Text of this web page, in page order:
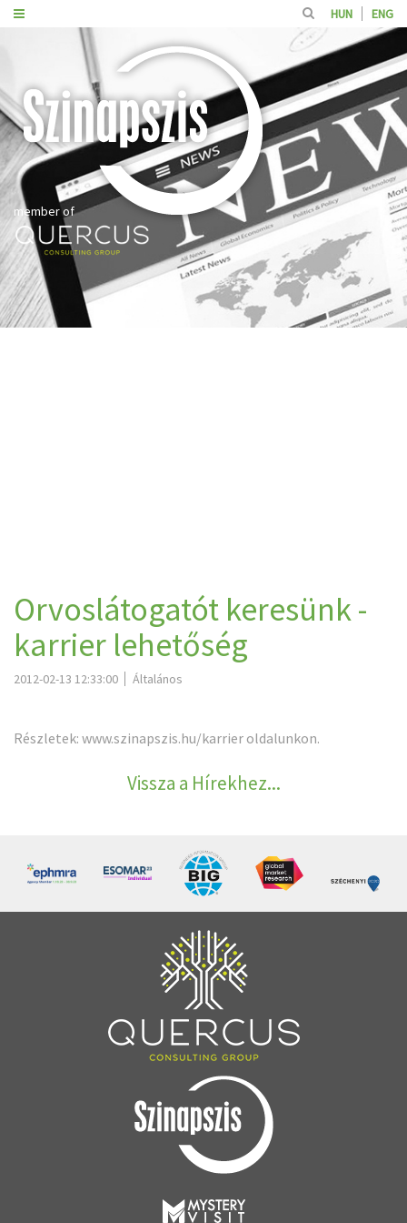
HUN ENG
member of
Orvoslátogatót keresünk -
karrier lehetőség
2012-02-13 12:33:00 Általános
Részletek: www.szinapszis.hu/karrier oldalunkon.
Vissza a Hírekhez...